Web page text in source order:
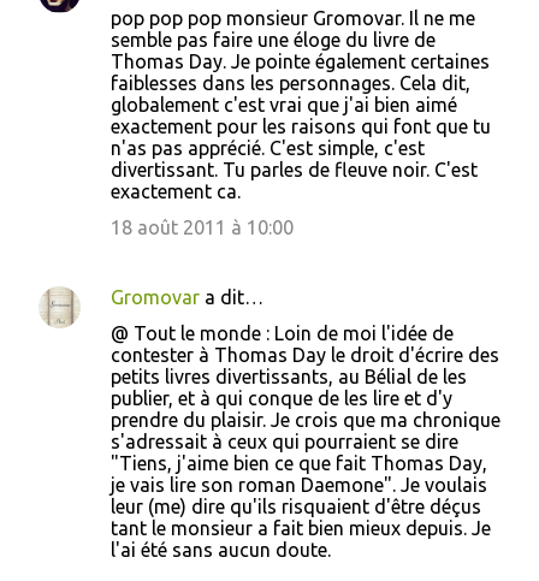
pop pop pop monsieur Gromovar. Il ne me
semble pas faire une éloge du livre de
Thomas Day. Je pointe également certaines
faiblesses dans les personnages. Cela dit,
globalement c'est vrai que j'ai bien aimé
exactement pour les raisons qui font que tu
n'as pas apprécié. C'est simple, c'est
divertissant. Tu parles de fleuve noir. C'est
exactement ca.
18 août 2011 à 10:00
Gromovar a dit…
@ Tout le monde : Loin de moi l'idée de
contester à Thomas Day le droit d'écrire des
petits livres divertissants, au Bélial de les
publier, et à qui conque de les lire et d'y
prendre du plaisir. Je crois que ma chronique
s'adressait à ceux qui pourraient se dire
"Tiens, j'aime bien ce que fait Thomas Day,
je vais lire son roman Daemone". Je voulais
leur (me) dire qu'ils risquaient d'être déçus
tant le monsieur a fait bien mieux depuis. Je
l'ai été sans aucun doute.